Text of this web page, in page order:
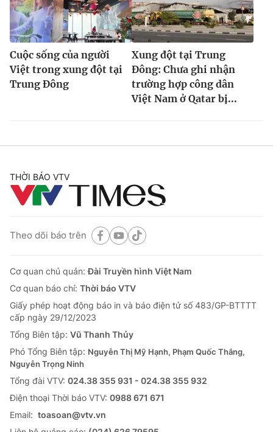
Cuộc sống của người
Việt trong xung đột tại
Trung Đông
Xung đột tại Trung
Đông: Chưa ghi nhận
trường hợp công dân
Việt Nam ở Qatar bị...
THỜI BÁO VTV
Theo dõi báo trên
Cơ quan chủ quản:Đài Truyền hình Việt Nam
Cơ quan báo chí: Thời báo VTV
Giấy phép hoạt động báo in và báo điện tử số 483/GP-BTTTT
cấp ngày 29/12/2023
Tổng Biên tập: Vũ Thanh Thủy
Phó Tổng Biên tập: Nguyễn Thị Mỹ Hạnh, Phạm Quốc Thắng,
Nguyễn Trọng Ninh
Tổng đài VTV: 024.38 355 931 - 024.38 355 932
Ðiện thoại Thời báo VTV: 0988 671 671
Email: toasoan@vtv.vn